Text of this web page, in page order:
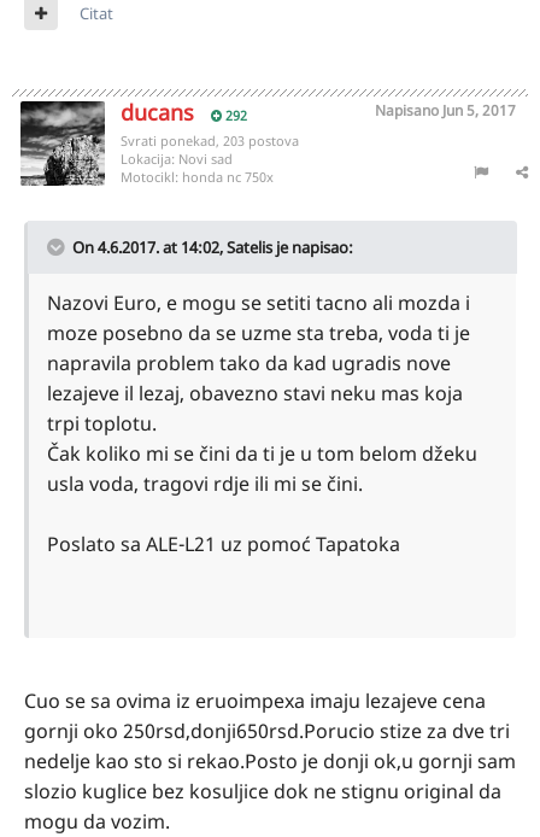
Citat
ducans 292 Napisano Jun 5, 2017
Svrati ponekad, 203 postova
Lokacija: Novi sad
Motocikl: honda nc 750x
On 4.6.2017. at 14:02,Satelis je napisao:
Nazovi Euro, e mogu se setiti tacno ali mozda i
moze posebno da se uzme sta treba, voda ti je
napravila problem tako da kad ugradis nove
lezajeve il lezaj, obavezno stavi neku mas koja
trpi toplotu.
Čak koliko mi se čini da ti je u tom belom džeku
usla voda, tragovi rdje ili mi se čini.
Poslato sa ALE-L21 uz pomoć Tapatoka
Cuo se sa ovima iz eruoimpexa imaju lezajeve cena
gornji oko 250rsd,donji650rsd.Porucio stize za dve tri
nedelje kao sto si rekao.Posto je donji ok,u gornji sam
slozio kuglice bez kosuljice dok ne stignu original da
mogu da vozim.